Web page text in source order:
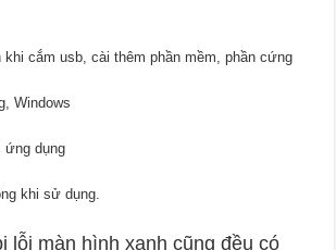
khi cắm usb, cài thêm phần mềm, phần cứng
Windows
ứng dụng
khi sử dụng.
lỗi màn hình xanh cũng đều có